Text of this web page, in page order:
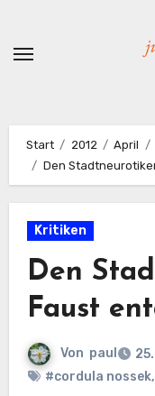
springen
Start 2012 April
Den
Kritiken
Den
Faust
Von paul
#cordula nossek,